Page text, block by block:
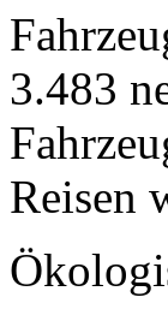
3.483
Reisen